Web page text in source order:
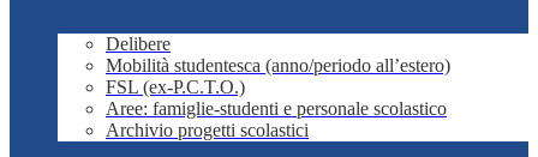
Delibere
Mobilità studentesca (anno/periodo all’estero)
FSL (ex-P.C.T.O.)
Aree: famiglie-studenti e personale scolastico
Archivio progetti scolastici